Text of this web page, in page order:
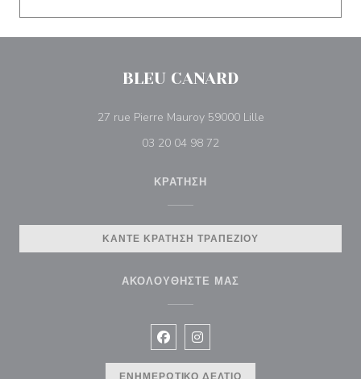
BLEU CANARD
27 rue Pierre Mauroy 59000 Lille((ανοίγει σε νέο
03 20 04 98 72
ΚΡΆΤΗΣΗ
ΚΆΝΤΕ ΚΡΆΤΗΣΗ ΤΡΑΠΕΖΙΟΎ
ΑΚΟΛΟΥΘΉΣΤΕ ΜΑΣ
Facebook ((ανοίγει σε νέο
Instagram ((ανοίγει σε νέο